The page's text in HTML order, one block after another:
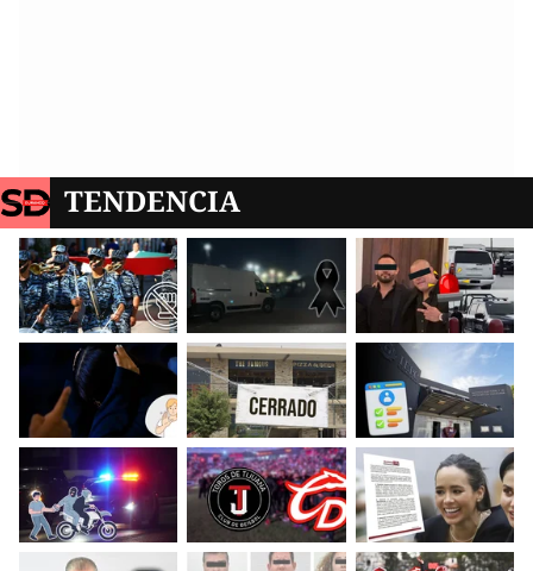
TENDENCIA